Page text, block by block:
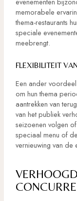
memorabele
thema-restaurants
speciale
meebrengt.
FLEXIBILITEIT
Een ander
om hun thema
aantrekken van
van het publiek
seizoenen volgen
speciaal menu of
vernieuwing van de